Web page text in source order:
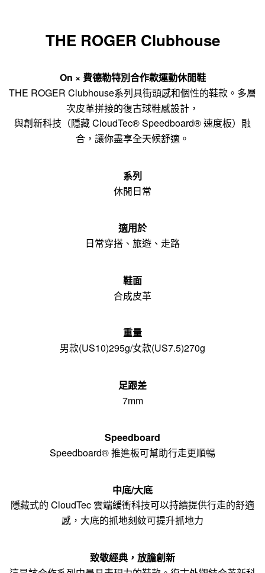
THE ROGER Clubhouse
On × 費德勒特別合作款運動休閒鞋
THE ROGER Clubhouse系列具街頭感和個性的鞋款。多層
次皮革拼接的復古球鞋感設計，
與創新科技（隱藏 CloudTec® Speedboard® 速度板）融
合，讓你盡享全天候舒適。
系列
休閒日常
適用於
日常穿搭、旅遊、走路
鞋面
合成皮革
重量
男款(US10)295g/女款(US7.5)270g
足跟差
7mm
Speedboard
Speedboard® 推進板可幫助行走更順暢
中底/大底
隱藏式的 CloudTec 雲端緩衝科技可以持續提供行走的舒適
感，大底的抓地刻紋可提升抓地力
致敬經典，放膽創新